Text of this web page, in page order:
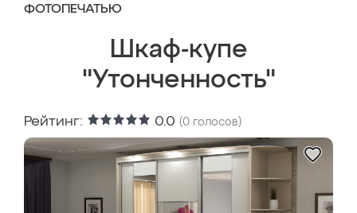
ФОТОПЕЧАТЬЮ
Шкаф-купе
"Утонченность"
Рейтинг: 0.0 (0 голосов)